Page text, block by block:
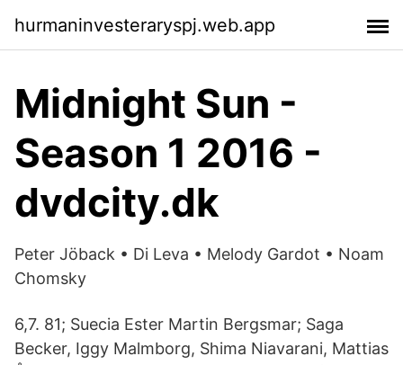
hurmaninvesteraryspj.web.app
Midnight Sun -
Season 1 2016 -
dvdcity.dk
Peter Jöback • Di Leva • Melody Gardot • Noam
Chomsky
6,7. 81; Suecia Ester Martin Bergsmar; Saga
Becker, Iggy Malmborg, Shima Niavarani, Mattias